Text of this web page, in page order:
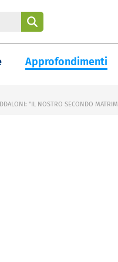
Approfondimenti
"IL NOSTRO SECONDO